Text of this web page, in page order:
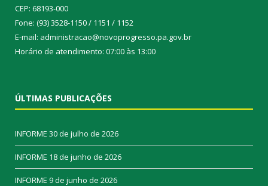
CEP: 68193-000
Fone: (93) 3528-1150 / 1151 / 1152
E-mail: administracao@novoprogresso.pa.gov.br
Horário de atendimento: 07:00 às 13:00
ÚLTIMAS PUBLICAÇÕES
INFORME 30 de julho de 2026
INFORME 18 de junho de 2026
INFORME 9 de junho de 2026